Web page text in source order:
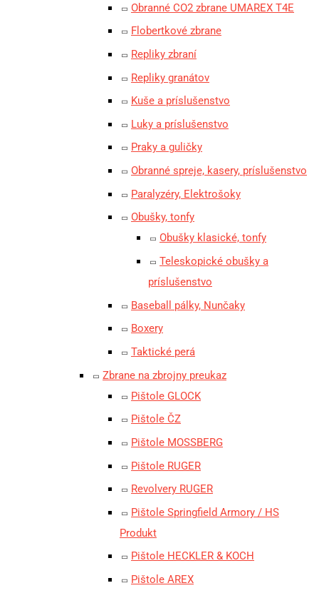
Obranné CO2 zbrane UMAREX T4E
Flobertkové zbrane
Repliky zbraní
Repliky granátov
Kuše a príslušenstvo
Luky a príslušenstvo
Praky a guličky
Obranné spreje, kasery, príslušenstvo
Paralyzéry, Elektrošoky
Obušky, tonfy
Obušky klasické, tonfy
Teleskopické obušky a
príslušenstvo
Baseball pálky, Nunčaky
Boxery
Taktické perá
Zbrane na zbrojny preukaz
Pištole GLOCK
Pištole ČZ
Pištole MOSSBERG
Pištole RUGER
Revolvery RUGER
Pištole Springfield Armory / HS
Produkt
Pištole HECKLER & KOCH
Pištole AREX